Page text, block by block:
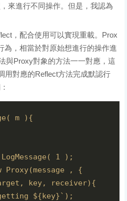
來進行不同操作。但是，我認為
，配合使用可以實現重載。Prox
為，相當於對原始想進行的操作進
與Proxy對象的方法一一對應，這
用對應的Reflect方法完成默認行
m ){
1 );
Proxy(message , {
key, receiver){
${key}`);